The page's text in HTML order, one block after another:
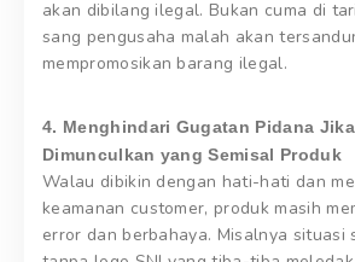
akan dibilang ilegal. Bukan cuma di
sang pengusaha malah akan
mempromosikan barang ilegal.
4. Menghindari Gugatan Pidana
Dimunculkan yang Semisal Produk
Walau dibikin dengan hati-hati dan
keamanan customer, produk masih
error dan berbahaya. Misalnya situasi